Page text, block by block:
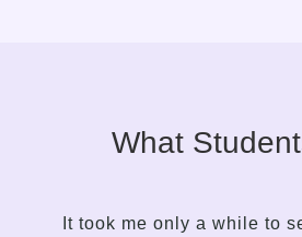
What
It took me only a while to